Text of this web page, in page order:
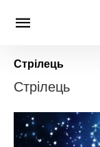
Стрілець
Стрілець